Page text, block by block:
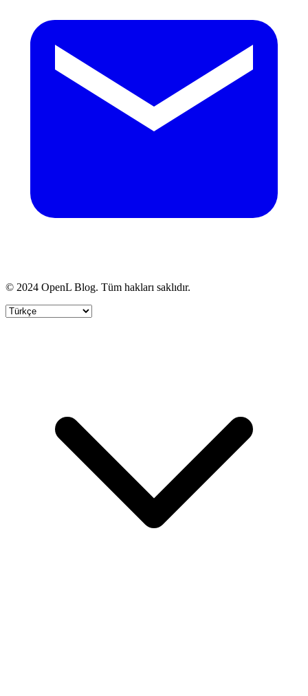
© 2024 OpenL Blog. Tüm hakları saklıdır.